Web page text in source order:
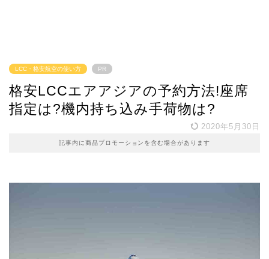
LCC・格安航空の使い方 PR
格安LCCエアアジアの予約方法!座席
指定は?機内持ち込み手荷物は?
2020年5月30日
記事内に商品プロモーションを含む場合があります